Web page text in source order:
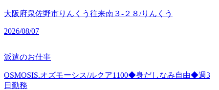
大阪府泉佐野市りんくう往来南３‐２８/りんくう
2026/08/07
派遣のお仕事
OSMOSIS.オズモーシス/ルクア1100◆身だしなみ自由◆週3
日勤務